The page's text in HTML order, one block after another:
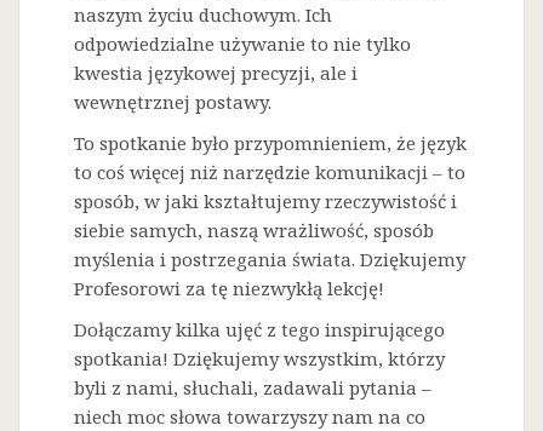
naszym życiu duchowym. Ich
odpowiedzialne używanie to nie tylko
kwestia językowej precyzji, ale i
wewnętrznej postawy.
To spotkanie było przypomnieniem, że język
to coś więcej niż narzędzie komunikacji – to
sposób, w jaki kształtujemy rzeczywistość i
siebie samych, naszą wrażliwość, sposób
myślenia i postrzegania świata. Dziękujemy
Profesorowi za tę niezwykłą lekcję!
Dołączamy kilka ujęć z tego inspirującego
spotkania! Dziękujemy wszystkim, którzy
byli z nami, słuchali, zadawali pytania –
niech moc słowa towarzyszy nam na co